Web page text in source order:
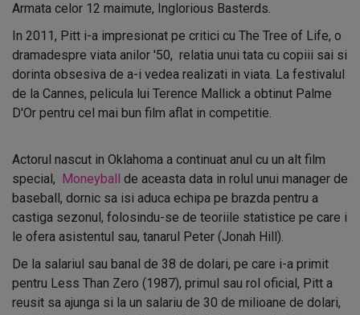
Armata celor 12 maimute, Inglorious Basterds.
In 2011, Pitt i-a impresionat pe critici cu The Tree of Life, o
dramadespre viata anilor '50, relatia unui tata cu copiii sai si
dorinta obsesiva de a-i vedea realizati in viata. La festivalul
de la Cannes, pelicula lui Terence Mallick a obtinut Palme
D'Or pentru cel mai bun film aflat in competitie.
Actorul nascut in Oklahoma a continuat anul cu un alt film
special, Moneyball de aceasta data in rolul unui manager de
baseball, dornic sa isi aduca echipa pe brazda pentru a
castiga sezonul, folosindu-se de teoriile statistice pe care i
le ofera asistentul sau, tanarul Peter (Jonah Hill).
De la salariul sau banal de 38 de dolari, pe care i-a primit
pentru Less Than Zero (1987), primul sau rol oficial, Pitt a
reusit sa ajunga si la un salariu de 30 de milioane de dolari,